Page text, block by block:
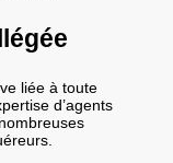
liée à toute
d’agents